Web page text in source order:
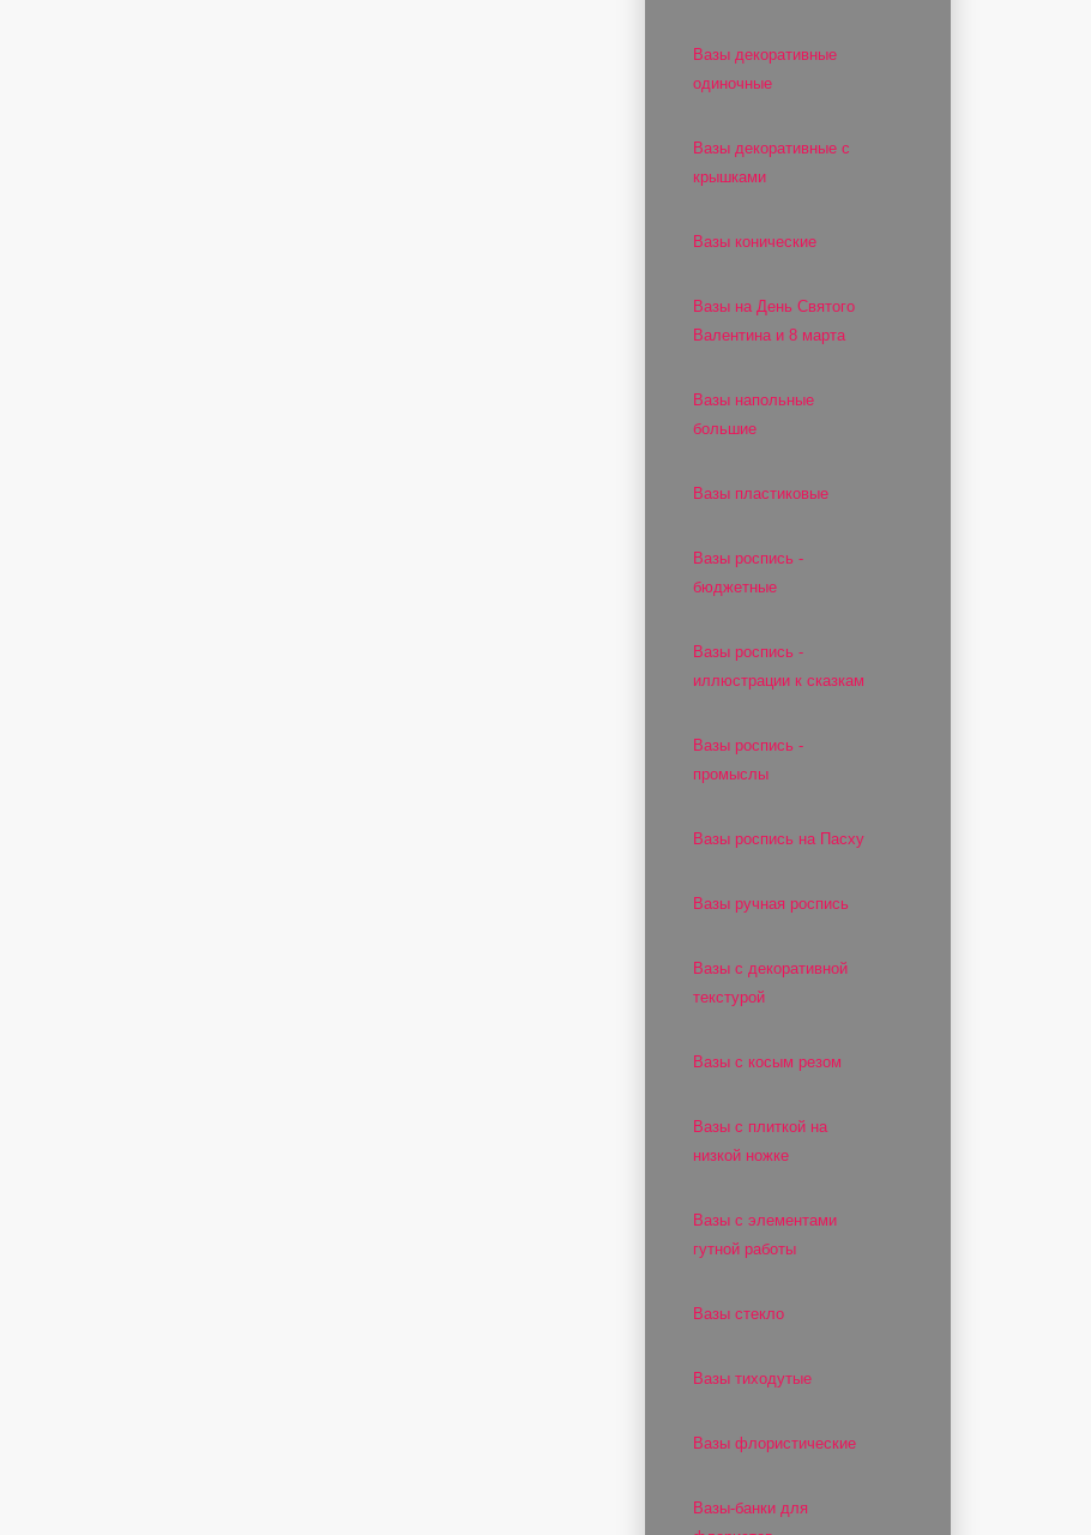
Вазы декоративные
одиночные
Вазы декоративные с
крышками
Вазы конические
Вазы на День Святого
Валентина и 8 марта
Вазы напольные
большие
Вазы пластиковые
Вазы роспись -
бюджетные
Вазы роспись -
иллюстрации к сказкам
Вазы роспись -
промыслы
Вазы роспись на Пасху
Вазы ручная роспись
Вазы с декоративной
текстурой
Вазы с косым резом
Вазы с плиткой на
низкой ножке
Вазы с элементами
гутной работы
Вазы стекло
Вазы тиходутые
Вазы флористические
Вазы-банки для